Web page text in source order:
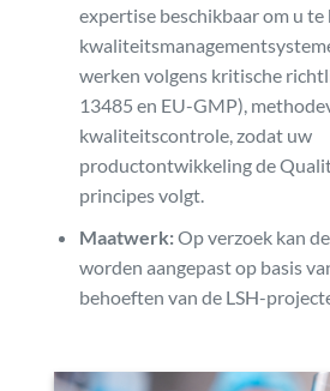
expertise beschikbaar om u te
werken volgens kritische
13485 en EU-GMP),
kwaliteitscontrole, zodat uw
productontwikkeling de
principes volgt.
Maatwerk:Op verzoek kan
worden aangepast op basis
behoeften van de LSH-